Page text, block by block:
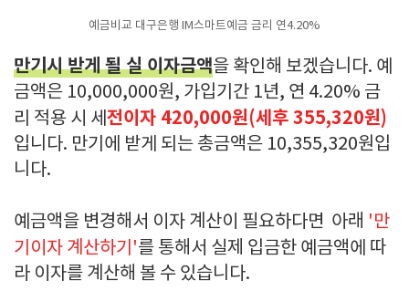
예금비교 대구은행 IM스마트예금 금리 연4.20%
만기시 받게 될 실 이자금액을 확인해 보겠습니다. 예
금액은 10,000,000원, 가입기간 1년, 연 4.20% 금
리 적용 시 세 전이자 420,000원(세후 355,320원)
입니다. 만기에 받게 되는 총금액은 10,355,320원입
니다.
예금액을 변경해서 이자 계산이 필요하다면 아래 '만
기이자 계산하기'를 통해서 실제 입금한 예금액에 따
라 이자를 계산해 볼 수 있습니다.